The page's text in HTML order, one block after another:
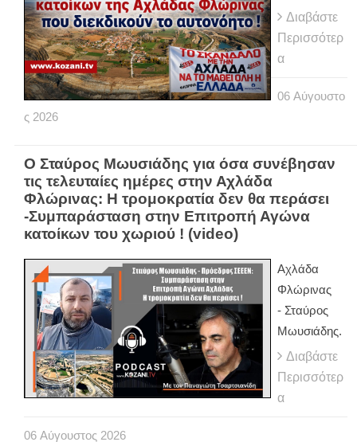
Διαβάστε
Περισσότερ
α
06 Αύγουστο
ς 2026
Ο Σταύρος Μωυσιάδης για όσα συνέβησαν
τις τελευταίες ημέρες στην Αχλάδα
Φλώρινας: Η τρομοκρατία δεν θα περάσει
-Συμπαράσταση στην Επιτροπή Αγώνα
κατοίκων του χωριού ! (video)
Αχλάδα
Φλώρινας
- Σταύρος
Μωυσιάδης.
Διαβάστε
Περισσότερ
α
06 Αύγουστος 2026